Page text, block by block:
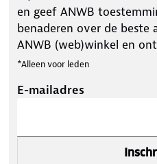
en geef ANWB
benaderen over de beste
ANWB (web)winkel en
*Alleen voor leden
E-mailadres